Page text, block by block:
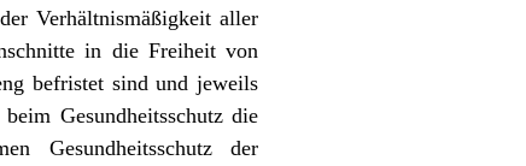
Verhältnismäßigkeit aller
in die Freiheit von
befristet sind und jeweils
Gesundheitsschutz die
Gesundheitsschutz der